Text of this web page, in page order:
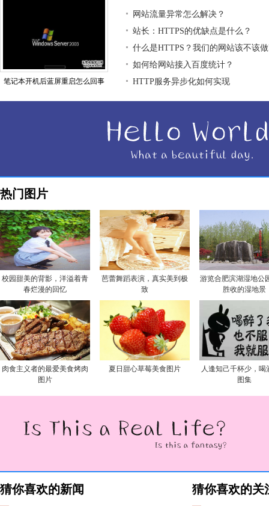
笔记本开机后蓝屏重启怎么回事
网站流量异常怎么解决？
站长：HTTPS的优缺点是什么？
什么是HTTPS？我们的网站该不该
如何给网站接入百度统计？
HTTP服务异步化如何实现
热门图片
校园甜美的背影，洋溢着青
春烂漫的回忆
芭蕾舞蹈表演，真实美到极
致
游览合肥滨湖湿地公
胜收的湿地景
肉食主义者的最爱美食烤肉
图片
夏日甜心草莓美食图片
人逢知己千杯少，喝
图集
猜你喜欢的新闻 猜你喜欢的关